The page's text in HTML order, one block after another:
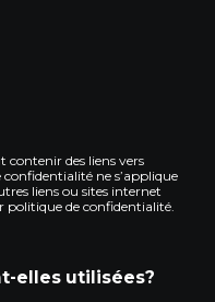
des liens vers
ne s’applique
liens ou sites internet
politique de confidentialité.
elles utilisées?